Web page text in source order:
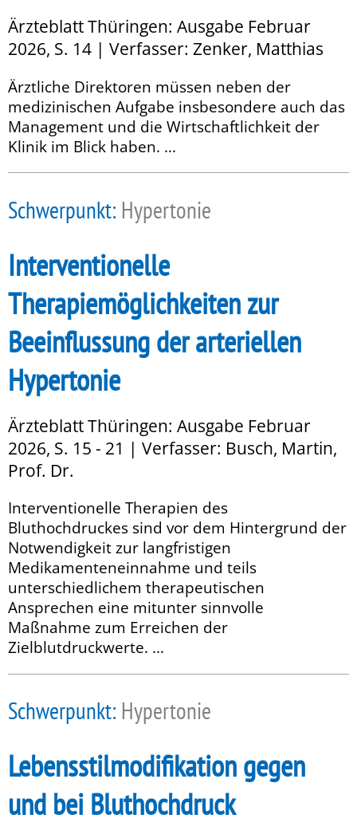
Ärzteblatt Thüringen: Ausgabe Februar
2026, S. 14 | Verfasser: Zenker, Matthias
Ärztliche Direktoren müssen neben der
medizinischen Aufgabe insbesondere auch das
Management und die Wirtschaftlichkeit der
Klinik im Blick haben. ...
Schwerpunkt: Hypertonie
Interventionelle
Therapiemöglichkeiten zur
Beeinflussung der arteriellen
Hypertonie
Ärzteblatt Thüringen: Ausgabe Februar
2026, S. 15 - 21 | Verfasser: Busch, Martin,
Prof. Dr.
Interventionelle Therapien des
Bluthochdruckes sind vor dem Hintergrund der
Notwendigkeit zur langfristigen
Medikamenteneinnahme und teils
unterschiedlichem therapeutischen
Ansprechen eine mitunter sinnvolle
Maßnahme zum Erreichen der
Zielblutdruckwerte. ...
Schwerpunkt: Hypertonie
Lebensstilmodifikation gegen
und bei Bluthochdruck